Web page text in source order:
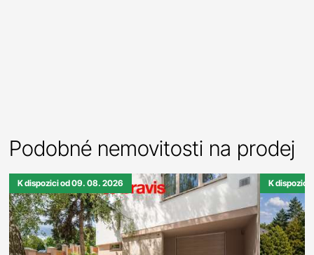
Podobné nemovitosti na prodej
K dispozici od 09. 08. 2026 K dispozici